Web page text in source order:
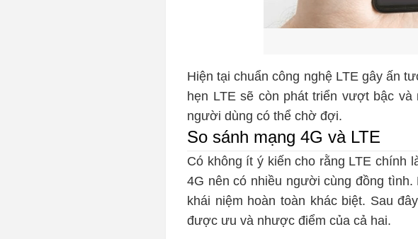
Hiện tại chuẩn công nghệ LTE gây ấn
hẹn LTE sẽ còn phát triển vượt bậc
người dùng có thể chờ đợi.
So sánh mạng 4G và LTE
Có không ít ý kiến cho rằng LTE chính
4G nên có nhiều người cùng đồng
khái niệm hoàn toàn khác biệt. Sau
được ưu và nhược điểm của cả hai.